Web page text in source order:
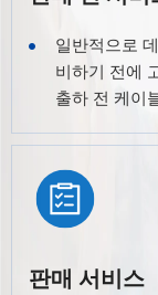
일반적으로
비하기 전에
출하 전 케이
판매 서비스